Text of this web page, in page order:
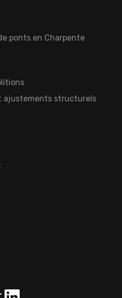
ponts en Charpente
ajustements structurels